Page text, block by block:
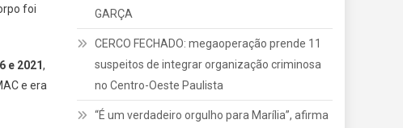
foi
e 2021,
e era
GARÇA
CERCO FECHADO: megaoperação prende 11
suspeitos de integrar organização criminosa
no Centro-Oeste Paulista
“É um verdadeiro orgulho para Marília”, afirma